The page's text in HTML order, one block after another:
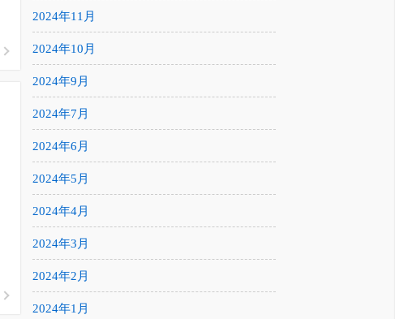
2024年11月
2024年10月
2024年9月
2024年7月
2024年6月
2024年5月
2024年4月
2024年3月
2024年2月
2024年1月